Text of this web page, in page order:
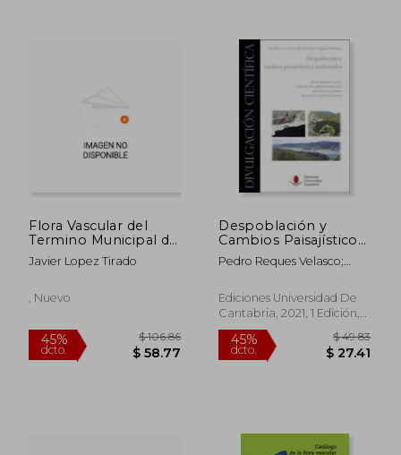
dcto. $ 45.73
45%
dcto. $
Flora Vascular del
Termino Municipal de
Cordoba *
Javier Lopez Tirado
, Nuevo
Despoblación y
Cambios Paisajísticos
y Ambientales. Las
Reservas de la
Atlántica: 12
(Divulgación
Pedro Reques Velasco;
Fernández; Olga De Cos
Guerra; Juan Carlos García
Codron
Ediciones Universidad De
Cantabria, 2021, 1 Edición,
Tapa Dura, Nuevo